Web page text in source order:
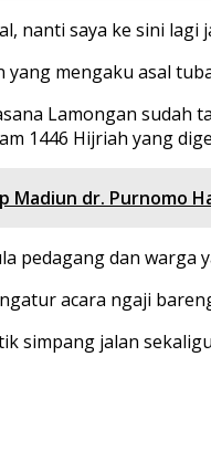
nanti saya ke sini
mengaku asal
Lamongan sudah
1446 Hijriah yang
Madiun dr. Purnomo
pedagang dan warga
acara ngaji
simpang jalan